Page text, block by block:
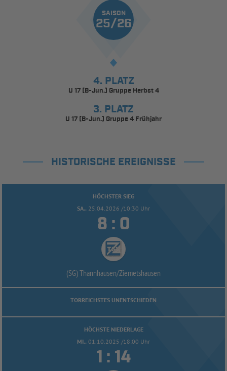
SAISON
25/26
4. PLATZ
U 17 (B-Jun.) Gruppe Herbst 4
3. PLATZ
U 17 (B-Jun.) Gruppe 4 Frühjahr
HISTORISCHE EREIGNISSE
HÖCHSTER SIEG
SA.. 25.04.2026 /10:30 Uhr
 : 
(SG) Thannhausen/Ziemetshausen
TORREICHSTES UNENTSCHIEDEN
HÖCHSTE NIEDERLAGE
MI.. 01.10.2025 /18:00 Uhr
 : 